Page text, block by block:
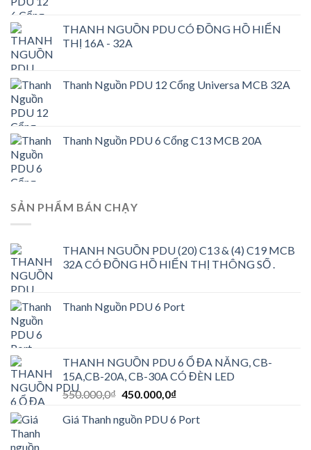
THANH NGUỒN PDU CÓ ĐỒNG HỒ HIỂN
THỊ 16A - 32A
Thanh Nguồn PDU 12 Cổng Universa MCB 32A
Thanh Nguồn PDU 6 Cổng C13 MCB 20A
SẢN PHẨM BÁN CHẠY
THANH NGUỒN PDU (20) C13 & (4) C19 MCB
32A CÓ ĐỒNG HỒ HIỂN THỊ THÔNG SỐ .
Thanh Nguồn PDU 6 Port
THANH NGUỒN PDU 6 Ổ ĐA NĂNG, CB-
15A,CB-20A, CB-30A CÓ ĐÈN LED
550.000,0₫ Giá
là:
450.000,0₫Giá
tại
Giá Thanh nguồn PDU 6 Port